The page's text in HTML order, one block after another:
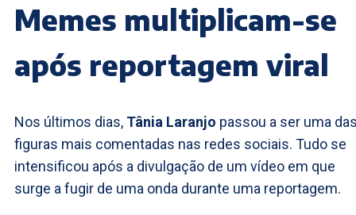
Memes multiplicam-se
após reportagem viral
Nos últimos dias, Tânia Laranjo passou a ser uma
figuras mais comentadas nas redes sociais. Tudo se
intensificou após a divulgação de um vídeo em que
surge a fugir de uma onda durante uma reportagem.